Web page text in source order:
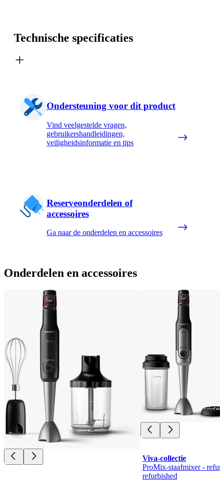
Technische specificaties
Ondersteuning voor dit product
Vind veelgestelde vragen,
gebruikershandleidingen,
veiligheidsinformatie en tips
Reserveonderdelen of
accessoires
Ga naar de onderdelen en accessoires
Onderdelen en accessoires
Viva-collectie
ProMix-staafmixer -
refurbished